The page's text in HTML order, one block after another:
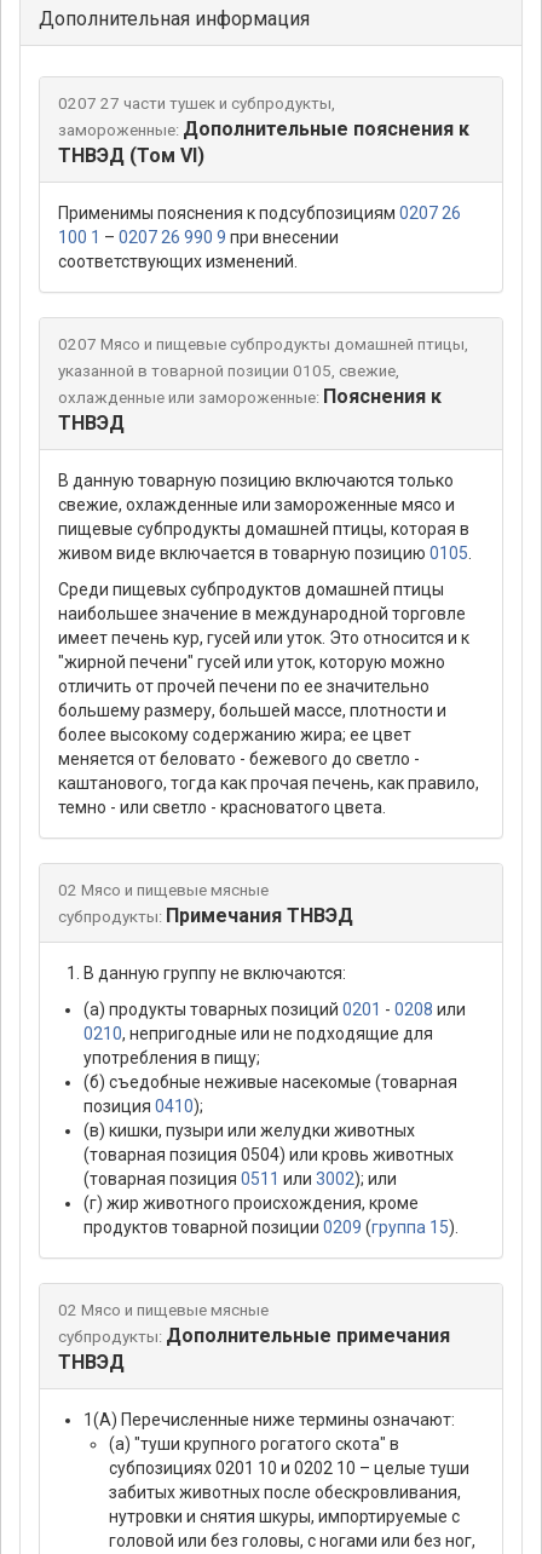
Дополнительная информация
0207 27 части тушек и субпродукты,
замороженные: Дополнительные пояснения к
ТНВЭД (Том VI)
Применимы пояснения к подсубпозициям 0207 26
100 1 – 0207 26 990 9 при внесении
соответствующих изменений.
0207 Мясо и пищевые субпродукты домашней птицы,
указанной в товарной позиции 0105, свежие,
охлажденные или замороженные: Пояснения к
ТНВЭД
В данную товарную позицию включаются только
свежие, охлажденные или замороженные мясо и
пищевые субпродукты домашней птицы, которая в
живом виде включается в товарную позицию 0105
Среди пищевых субпродуктов домашней птицы
наибольшее значение в международной торговле
имеет печень кур, гусей или уток. Это относится и к
"жирной печени" гусей или уток, которую можно
отличить от прочей печени по ее значительно
большему размеру, большей массе, плотности и
более высокому содержанию жира; ее цвет
меняется от беловато - бежевого до светло -
каштанового, тогда как прочая печень, как правило,
темно - или светло - красноватого цвета.
02 Мясо и пищевые мясные
субпродукты: Примечания ТНВЭД
В данную группу не включаются:
(а) продукты товарных позиций 0201 - 0208 или
0210, непригодные или не подходящие для
употребления в пищу;
(б) съедобные неживые насекомые (товарная
позиция 0410);
(в) кишки, пузыри или желудки животных
(товарная позиция 0504) или кровь животных
(товарная позиция 0511 или 3002); или
(г) жир животного происхождения, кроме
продуктов товарной позиции 0209 (группа 15).
02 Мясо и пищевые мясные
субпродукты: Дополнительные примечания
ТНВЭД
1(А) Перечисленные ниже термины означают:
(а) "туши крупного рогатого скота" в
субпозициях 0201 10 и 0202 10 – целые туши
забитых животных после обескровливания,
нутровки и снятия шкуры, импортируемые с
головой или без головы, с ногами или без ног,